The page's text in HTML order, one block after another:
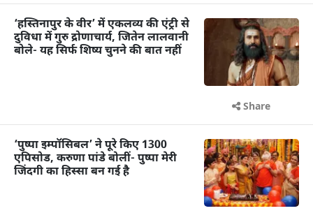
‘हस्तिनापुर के वीर’ में एकलव्य की एंट्री से
दुविधा में गुरु द्रोणाचार्य, जितेन लालवानी
बोले- यह सिर्फ शिष्य चुनने की बात नहीं
Share
‘पुष्पा इम्पॉसिबल’ ने पूरे किए 1300
एपिसोड, करुणा पांडे बोलीं- पुष्पा मेरी
जिंदगी का हिस्सा बन गई है